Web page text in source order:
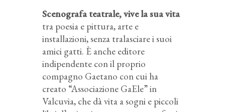
Scenografa teatrale, vive la sua vita
tra poesia e pittura, arte e
installazioni, senza tralasciare i suoi
amici gatti. È anche editore
indipendente con il proprio
compagno Gaetano con cui ha
creato “Associazione GaEle” in
Valcuvia, che dà vita a sogni e piccoli